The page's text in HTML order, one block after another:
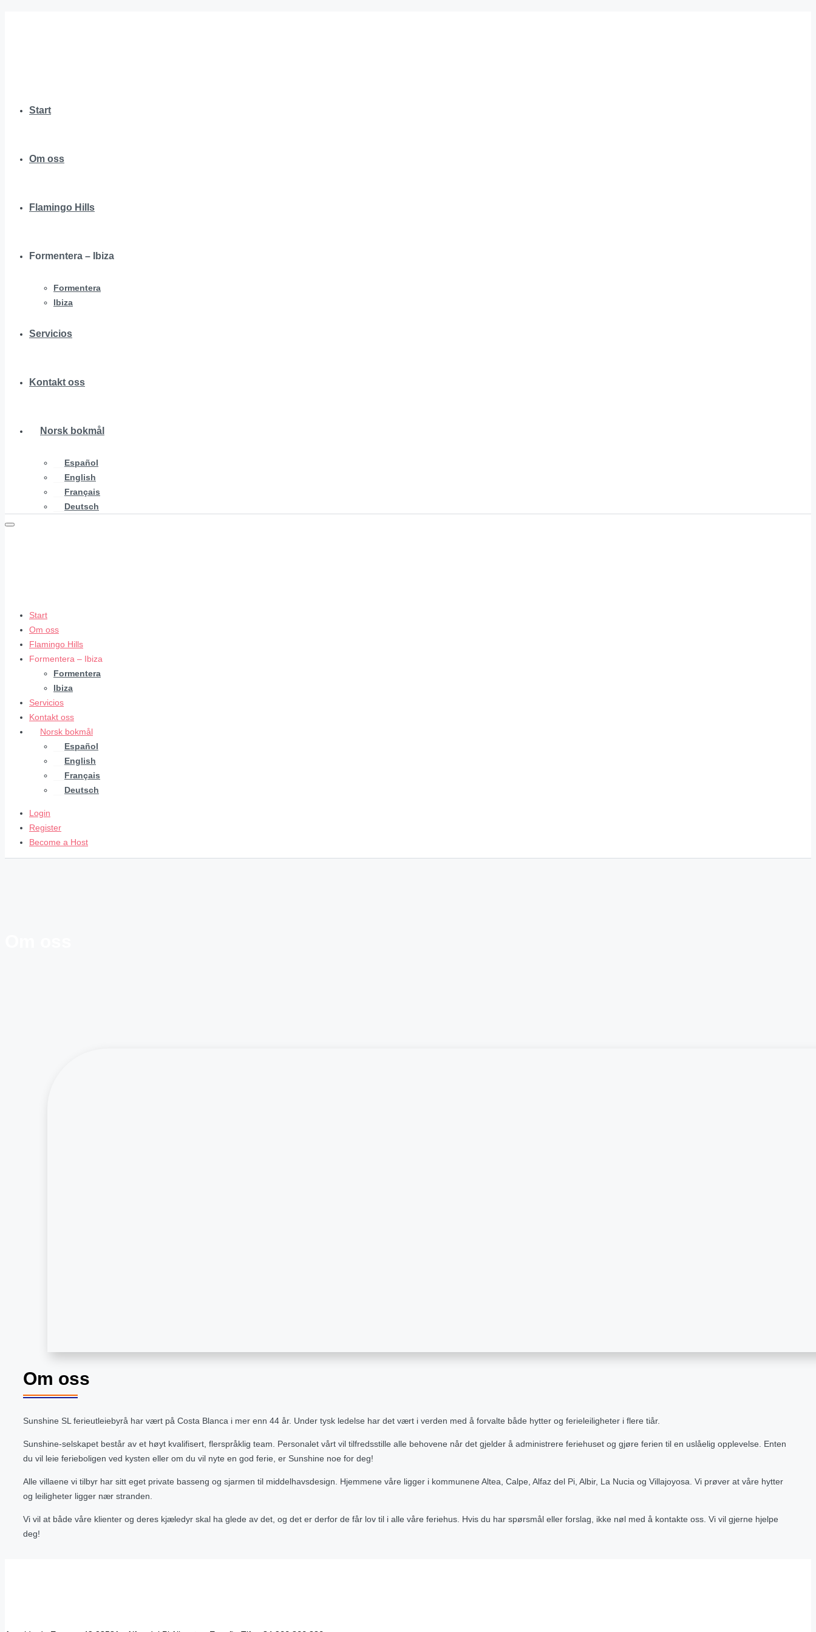
Start
Om oss
Flamingo Hills
Formentera – Ibiza
Formentera
Ibiza
Servicios
Kontakt oss
Norsk bokmål
Español
English
Français
Deutsch
Start
Om oss
Flamingo Hills
Formentera – Ibiza
Formentera
Ibiza
Servicios
Kontakt oss
Norsk bokmål
Español
English
Français
Deutsch
Login
Register
Become a Host
Om oss
Sunshine SL ferieutleiebyrå har vært på Costa Blanca i mer enn 44 år. Under tysk ledelse har det vært i verden med å forvalte både hytter og ferieleiligheter i flere tiår.
Sunshine-selskapet består av et høyt kvalifisert, flerspråklig team. Personalet vårt vil tilfredsstille alle behovene når det gjelder å administrere feriehuset og gjøre ferien til en uslåelig opplevelse. Enten
du vil leie ferieboligen ved kysten eller om du vil nyte en god ferie, er Sunshine noe for deg!
Alle villaene vi tilbyr har sitt eget private basseng og sjarmen til middelhavsdesign. Hjemmene våre ligger i kommunene Altea, Calpe, Alfaz del Pi, Albir, La Nucia og Villajoyosa. Vi prøver at våre hytter
og leiligheter ligger nær stranden.
Vi vil at både våre klienter og deres kjæledyr skal ha glede av det, og det er derfor de får lov til i alle våre feriehus. Hvis du har spørsmål eller forslag, ikke nøl med å kontakte oss. Vi vil gjerne hjelpe
deg!